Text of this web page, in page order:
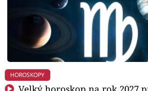
HOROSKOPY